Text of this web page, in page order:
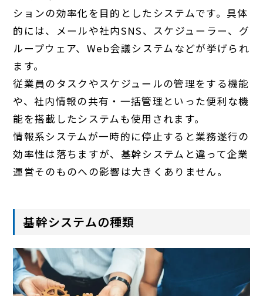
ションの効率化を目的としたシステムです。具体
的には、メールや社内SNS、スケジューラー、グ
ループウェア、Web会議システムなどが挙げられ
ます。
従業員のタスクやスケジュールの管理をする機能
や、社内情報の共有・一括管理といった便利な機
能を搭載したシステムも使用されます。
情報系システムが一時的に停止すると業務遂行の
効率性は落ちますが、基幹システムと違って企業
運営そのものへの影響は大きくありません。
基幹システムの種類